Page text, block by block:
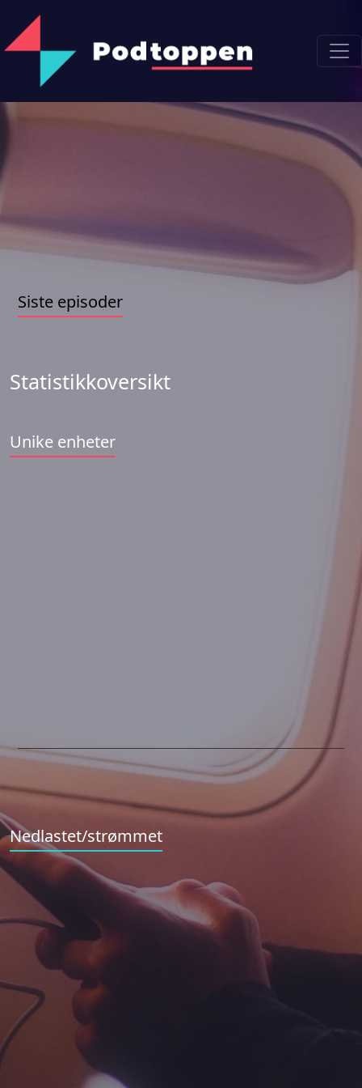
Siste episoder
Statistikkoversikt
Unike enheter
Nedlastet/strømmet